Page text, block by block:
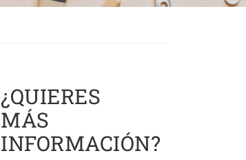
¿QUIERES
MÁS
INFORMACIÓN?